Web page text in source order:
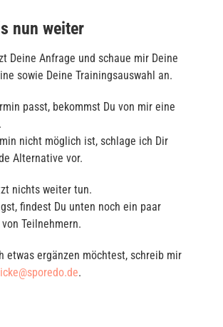
nun weiter
Deine Anfrage und schaue mir Deine
sowie Deine Trainingsauswahl an.
passt, bekommst Du von mir eine
nicht möglich ist, schlage ich Dir
Alternative vor.
nichts weiter tun.
findest Du unten noch ein paar
Teilnehmern.
etwas ergänzen möchtest, schreib mir
.